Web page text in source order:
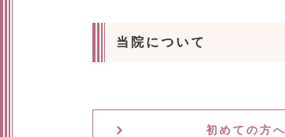
当院について
初めての方へ